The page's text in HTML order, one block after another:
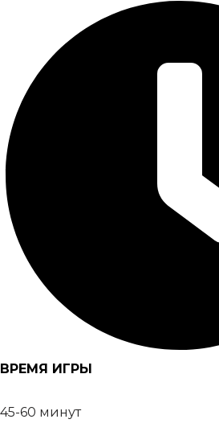
ВРЕМЯ ИГРЫ
45-60 минут